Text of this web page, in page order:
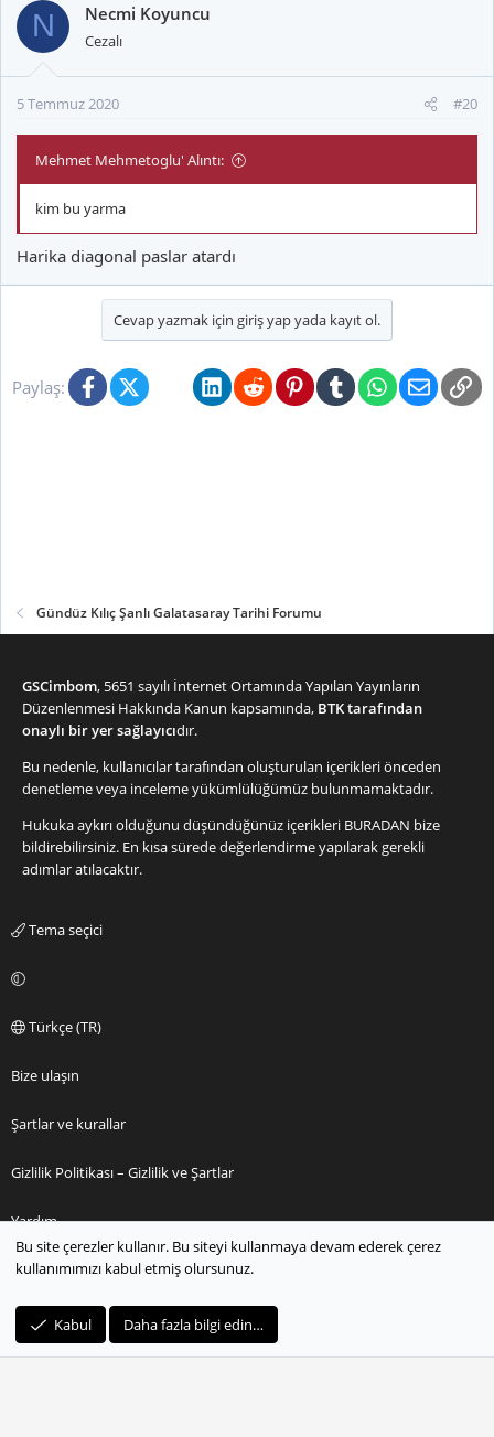
N Necmi Koyuncu
Cezalı
5 Temmuz 2020 #20
Mehmet Mehmetoglu' Alıntı:
kim bu yarma
Harika diagonal paslar atardı
Cevap yazmak için giriş yap yada kayıt ol.
Paylaş: FacebookX (Twitter)BlueskyLinkedInRedditPinterestTumblrWhatsApp
E-posta
Gündüz Kılıç Şanlı Galatasaray Tarihi Forumu
GSCimbom, 5651 sayılı İnternet Ortamında Yapılan Yayınların
Düzenlenmesi Hakkında Kanun kapsamında, BTK tarafından
onaylı bir yer sağlayıcıdır.
Bu nedenle, kullanıcılar tarafından oluşturulan içerikleri önceden
denetleme veya inceleme yükümlülüğümüz bulunmamaktadır.
Hukuka aykırı olduğunu düşündüğünüz içerikleri BURADAN bize
bildirebilirsiniz. En kısa sürede değerlendirme yapılarak gerekli
adımlar atılacaktır.
Tema seçici
Türkçe (TR)
Bize ulaşın
Şartlar ve kurallar
Gizlilik Politikası – Gizlilik ve Şartlar
Yardım
Ana sayfa
S
S
Bu site çerezler kullanır. Bu siteyi kullanmaya devam ederek çerez
kullanımımızı kabul etmiş olursunuz.
Kabul Daha fazla bilgi edin…